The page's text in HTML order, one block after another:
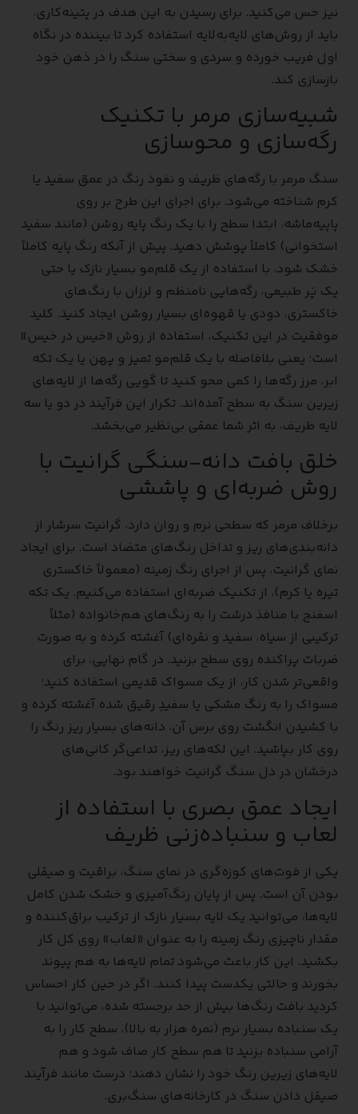
نیز حس می‌کنید. برای رسیدن به این هدف در پتینه‌کاری،
باید از روش‌های لایه‌به‌لایه استفاده کرد تا بیننده در نگاه
اول فریب خورده و سردی و سختی سنگ را در ذهن خود
بازسازی کند.
شبیه‌سازی مرمر با تکنیک
رگه‌سازی و محوسازی
سنگ مرمر با رگه‌های ظریف و نفوذ رنگ در عمق سفید یا
کرم شناخته می‌شود. برای اجرای این طرح بر روی
پاپیه‌ماشه، ابتدا سطح را با یک رنگ پایه روشن (مانند سفید
استخوانی) کاملاً پوشش دهید. پیش از آنکه رنگ پایه کاملاً
خشک شود، با استفاده از یک قلم‌مو بسیار نازک یا حتی
یک پَر طبیعی، رگه‌هایی نامنظم و لرزان با رنگ‌های
خاکستری، دودی یا قهوه‌ای بسیار روشن ایجاد کنید. کلید
موفقیت در این تکنیک، استفاده از روش «خیس در خیس»
است؛ یعنی بلافاصله با یک قلم‌مو تمیز و پهن یا یک تکه
ابر، مرز رگه‌ها را کمی محو کنید تا گویی رگه‌ها از لایه‌های
زیرین سنگ به سطح آمده‌اند. تکرار این فرآیند در دو یا سه
لایه ظریف، به اثر شما عمقی بی‌نظیر می‌بخشد.
خلق بافت دانه-سنگی گرانیت با
روش ضربه‌ای و پاششی
برخلاف مرمر که سطحی نرم و روان دارد، گرانیت سرشار از
دانه‌بندی‌های ریز و تداخل رنگ‌های متضاد است. برای ایجاد
نمای گرانیت، پس از اجرای رنگ زمینه (معمولاً خاکستری
تیره یا کرم)، از تکنیک ضربه‌ای استفاده می‌کنیم. یک تکه
اسفنج با منافذ درشت را به رنگ‌های هم‌خانواده (مثلاً
ترکیبی از سیاه، سفید و نقره‌ای) آغشته کرده و به صورت
ضربات پراکنده روی سطح بزنید. در گام نهایی، برای
واقعی‌تر شدن کار، از یک مسواک قدیمی استفاده کنید؛
مسواک را به رنگ مشکی یا سفیدِ رقیق شده آغشته کرده و
با کشیدن انگشت روی برس آن، دانه‌های بسیار ریز رنگ را
روی کار بپاشید. این لکه‌های ریز، تداعی‌گر کانی‌های
درخشان در دل سنگ گرانیت خواهند بود.
ایجاد عمق بصری با استفاده از
لعاب و سنباده‌زنی ظریف
یکی از فوت‌های کوزه‌گری در نمای سنگ، براقیت و صیقلی
بودن آن است. پس از پایان رنگ‌آمیزی و خشک شدن کامل
لایه‌ها، می‌توانید یک لایه بسیار نازک از ترکیب براق‌کننده و
مقدار ناچیزی رنگ زمینه را به عنوان «لعاب» روی کل کار
بکشید. این کار باعث می‌شود تمام لایه‌ها به هم پیوند
بخورند و حالتی یکدست پیدا کنند. اگر در حین کار احساس
کردید بافت رنگ‌ها بیش از حد برجسته شده، می‌توانید با
یک سنباده بسیار نرم (نمره هزار به بالا)، سطح کار را به
آرامی سنباده بزنید تا هم سطح کار صاف شود و هم
لایه‌های زیرین رنگ خود را نشان دهند؛ درست مانند فرآیند
صیقل دادن سنگ در کارخانه‌های سنگ‌بری.